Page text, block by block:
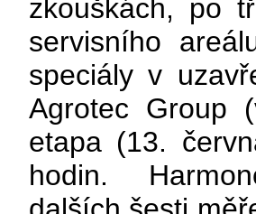
zkouškách, po
servisního
speciály v
Agrotec Group
etapa (13.
hodin.